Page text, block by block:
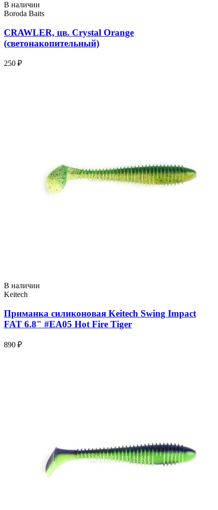
В наличии
Boroda Baits
CRAWLER, цв. Crystal Orange
(светонакопительный)
250 ₽
В наличии
Keitech
Приманка силиконовая Keitech Swing Impact
FAT 6.8" #EA05 Hot Fire Tiger
890 ₽